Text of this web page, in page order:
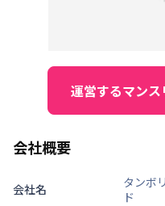
運営するマン
会社概要
会社名
タンボ
ド